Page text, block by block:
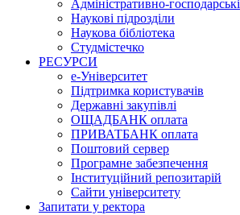
Адміністративно-господарські
Наукові підрозділи
Наукова бібліотека
Студмістечко
РЕСУРСИ
е-Університет
Підтримка користувачів
Державні закупівлі
ОЩАДБАНК оплата
ПРИВАТБАНК оплата
Поштовий сервер
Програмне забезпечення
Інституційний репозитарій
Сайти університету
Запитати у ректора